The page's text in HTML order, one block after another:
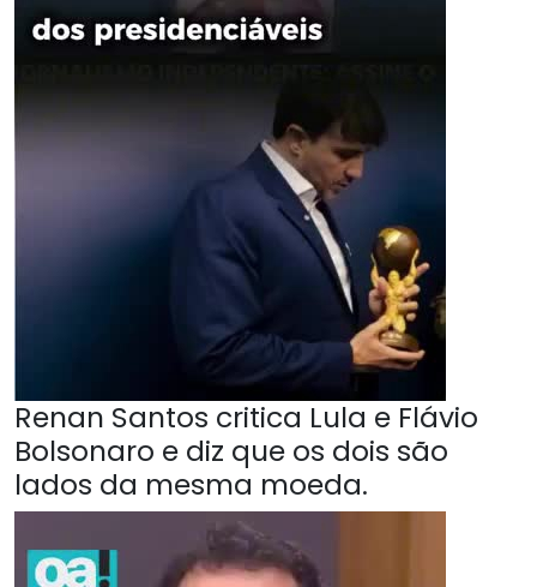
Renan Santos critica Lula e Flávio
Bolsonaro e diz que os dois são
lados da mesma moeda.